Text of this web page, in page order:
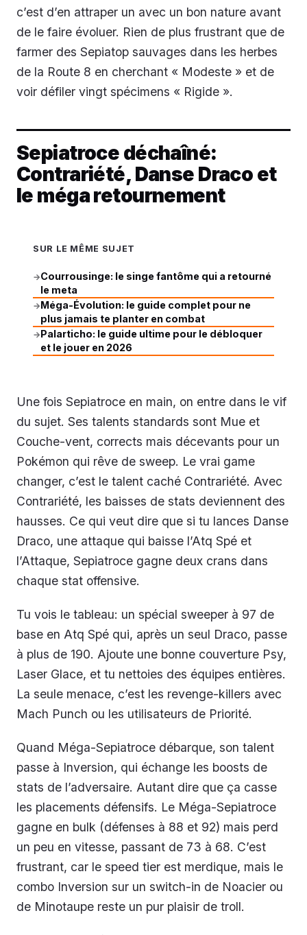
c’est d’en attraper un avec un bon nature avant
de le faire évoluer. Rien de plus frustrant que de
farmer des Sepiatop sauvages dans les herbes
de la Route 8 en cherchant « Modeste » et de
voir défiler vingt spécimens « Rigide ».
Sepiatroce déchaîné:
Contrariété, Danse Draco et
le méga retournement
SUR LE MÊME SUJET
→Courrousinge: le singe fantôme qui a retourné
le meta
→Méga-Évolution: le guide complet pour ne
plus jamais te planter en combat
→Palarticho: le guide ultime pour le débloquer
et le jouer en 2026
Une fois Sepiatroce en main, on entre dans le vif
du sujet. Ses talents standards sont Mue et
Couche-vent, corrects mais décevants pour un
Pokémon qui rêve de sweep. Le vrai game
changer, c’est le talent caché Contrariété. Avec
Contrariété, les baisses de stats deviennent des
hausses. Ce qui veut dire que si tu lances Danse
Draco, une attaque qui baisse l’Atq Spé et
l’Attaque, Sepiatroce gagne deux crans dans
chaque stat offensive.
Tu vois le tableau: un spécial sweeper à 97 de
base en Atq Spé qui, après un seul Draco, passe
à plus de 190. Ajoute une bonne couverture Psy,
Laser Glace, et tu nettoies des équipes entières.
La seule menace, c’est les revenge-killers avec
Mach Punch ou les utilisateurs de Priorité.
Quand Méga-Sepiatroce débarque, son talent
passe à Inversion, qui échange les boosts de
stats de l’adversaire. Autant dire que ça casse
les placements défensifs. Le Méga-Sepiatroce
gagne en bulk (défenses à 88 et 92) mais perd
un peu en vitesse, passant de 73 à 68. C’est
frustrant, car le speed tier est merdique, mais le
combo Inversion sur un switch-in de Noacier ou
de Minotaupe reste un pur plaisir de troll.